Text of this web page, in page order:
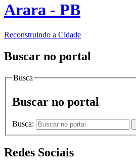
Arara - PB
Reconstruindo a Cidade
Buscar no portal
Busca
Buscar no portal
Busca:
Redes Sociais